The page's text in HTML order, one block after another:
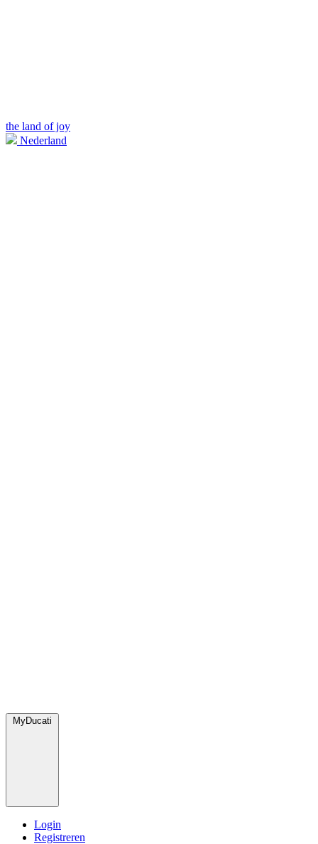
the land of joy
Nederland
MyDucati
Login
Registreren